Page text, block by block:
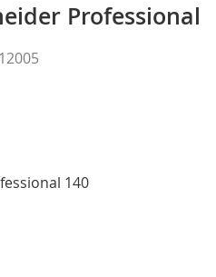
Professional
140